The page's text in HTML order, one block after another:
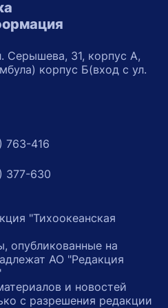
Серышева, 31, корпус А,
корпус Б(вход с ул.
763-416
377-630
"Тихоокеанская
опубликованные на
АО "Редакция
и новостей
с разрешения редакции